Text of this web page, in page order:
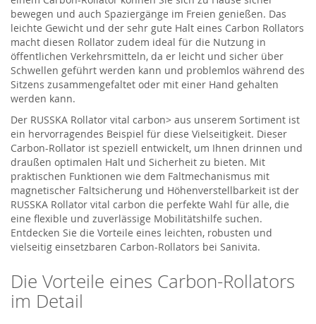
bewegen und auch Spaziergänge im Freien genießen. Das
leichte Gewicht und der sehr gute Halt eines Carbon Rollators
macht diesen Rollator zudem ideal für die Nutzung in
öffentlichen Verkehrsmitteln, da er leicht und sicher über
Schwellen geführt werden kann und problemlos während des
Sitzens zusammengefaltet oder mit einer Hand gehalten
werden kann.
Der RUSSKA Rollator vital carbon> aus unserem Sortiment ist
ein hervorragendes Beispiel für diese Vielseitigkeit. Dieser
Carbon-Rollator ist speziell entwickelt, um Ihnen drinnen und
draußen optimalen Halt und Sicherheit zu bieten. Mit
praktischen Funktionen wie dem Faltmechanismus mit
magnetischer Faltsicherung und Höhenverstellbarkeit ist der
RUSSKA Rollator vital carbon die perfekte Wahl für alle, die
eine flexible und zuverlässige Mobilitätshilfe suchen.
Entdecken Sie die Vorteile eines leichten, robusten und
vielseitig einsetzbaren Carbon-Rollators bei Sanivita.
Die Vorteile eines Carbon-Rollators
im Detail